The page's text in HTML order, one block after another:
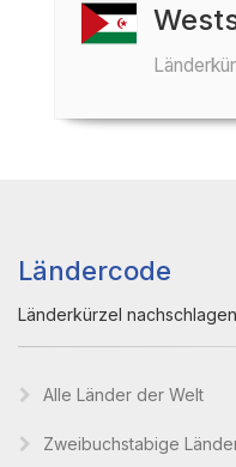
Ländercode
Länderkürzel
Alle Länder der Welt
Zweibuchstabige